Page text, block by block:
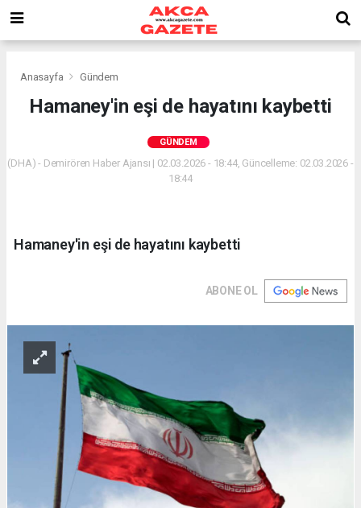
Anasayfa Gündem
Hamaney'in eşi de hayatını kaybetti
GÜNDEM
(DHA) - Demirören Haber Ajansı | 02.03.2026 - 18:44, Güncelleme: 02.03.2026 -
18:44
Hamaney'in eşi de hayatını kaybetti
ABONE OL